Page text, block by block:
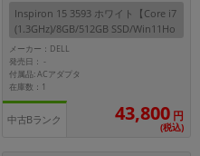
Inspiron 15 3593 ホワイト【Core i7
(1.3GHz)/8GB/512GB SSD/Win11Ho
me】
メーカー：DELL
発売日：-
付属品: ACアダプタ
在庫数：1
中古Bランク 43,800 円
(税込)